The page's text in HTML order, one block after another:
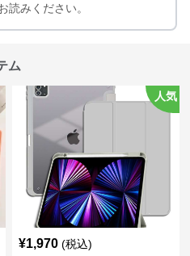
読みください。
ム
人気
¥1,970 (税込)